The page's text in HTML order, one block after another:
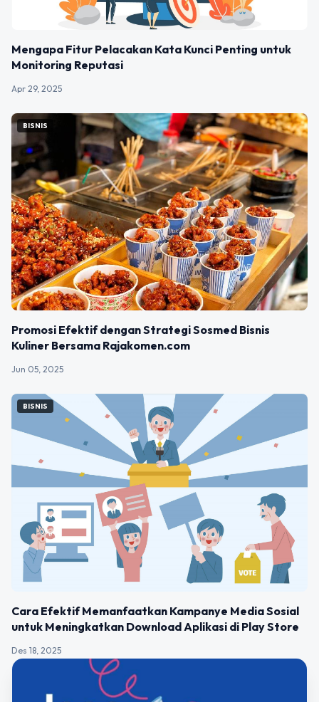
Mengapa Fitur Pelacakan Kata Kunci Penting untuk
Monitoring Reputasi
Apr 29, 2025
BISNIS
Promosi Efektif dengan Strategi Sosmed Bisnis
Kuliner Bersama Rajakomen.com
Jun 05, 2025
BISNIS
Cara Efektif Memanfaatkan Kampanye Media Sosial
untuk Meningkatkan Download Aplikasi di Play Store
Des 18, 2025